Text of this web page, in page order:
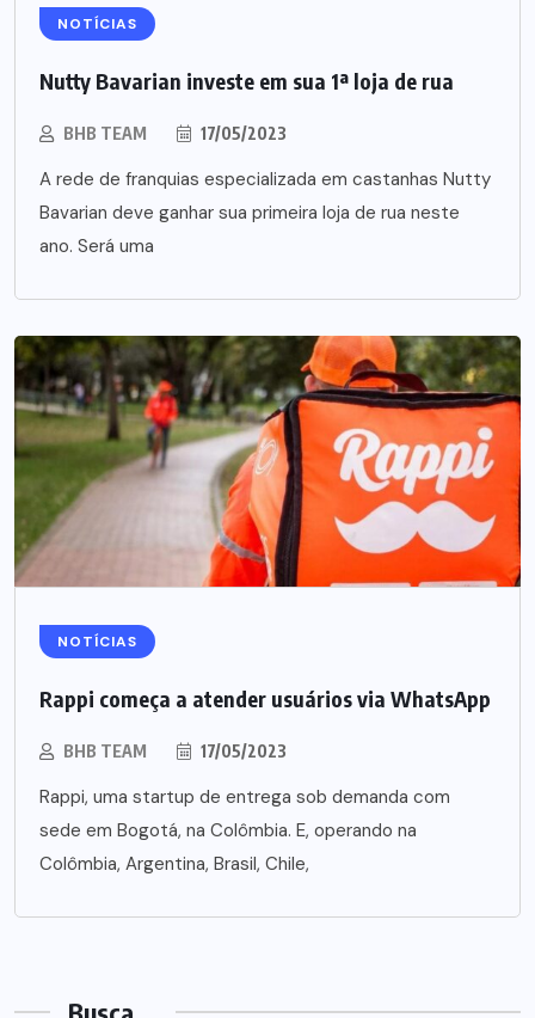
NOTÍCIAS
Nutty Bavarian investe em sua 1ª loja de rua
BHB TEAM 17/05/2023
A rede de franquias especializada em castanhas Nutty
Bavarian deve ganhar sua primeira loja de rua neste
ano. Será uma
NOTÍCIAS
Rappi começa a atender usuários via WhatsApp
BHB TEAM 17/05/2023
Rappi, uma startup de entrega sob demanda com
sede em Bogotá, na Colômbia. E, operando na
Colômbia, Argentina, Brasil, Chile,